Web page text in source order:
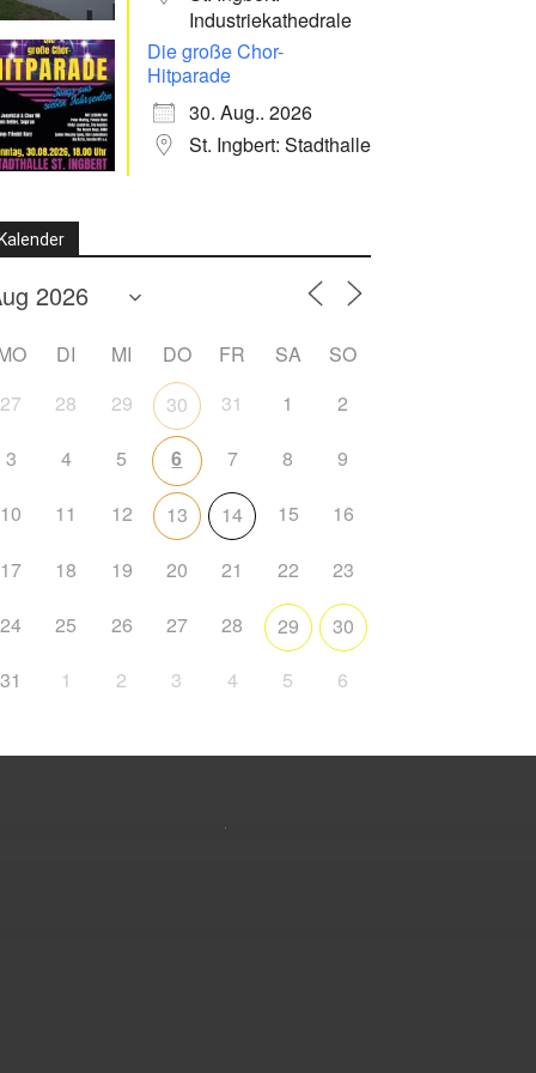
Industriekathedrale
Die große Chor-
Hitparade
30. Aug.. 2026
St. Ingbert: Stadthalle
DI MI DO FR SA
SO
27
28 29 30 31 1 2
3 4 5 6 7 8 9
10 11 12 13 14 15 16
17 18 19 20 21 22 23
24 25 26 27 28 29
30
31
1 2 3 4 5 6